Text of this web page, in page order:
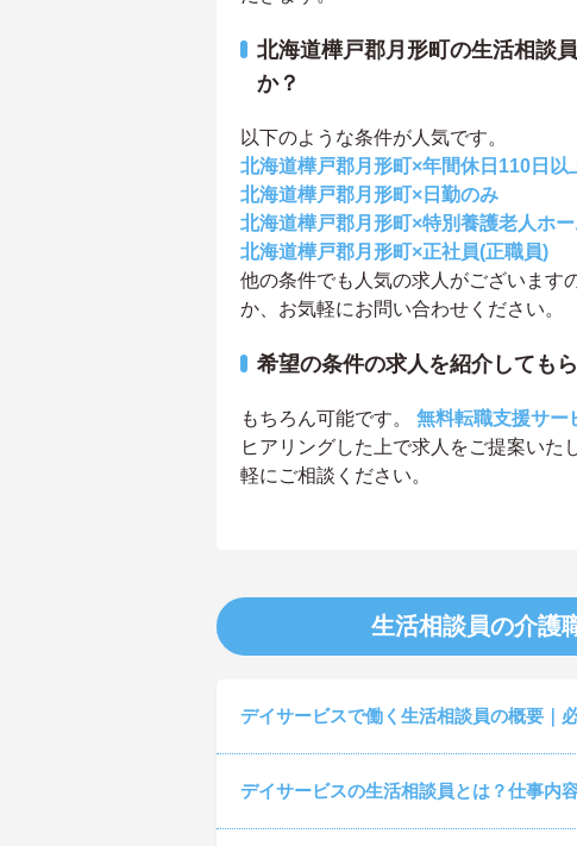
北海道樺戸郡月形町の生活相談
か？
以下のような条件が人気です。
北海道樺戸郡月形町×年間休日110日以
北海道樺戸郡月形町×日勤のみ
北海道樺戸郡月形町×特別養護老人ホー
北海道樺戸郡月形町×正社員(正職員)
他の条件でも人気の求人がございます
か、お気軽にお問い合わせください。
希望の条件の求人を紹介しても
もちろん可能です。 無料転職支援サー
ヒアリングした上で求人をご提案いた
軽にご相談ください。
生活相談員の介護
デイサービスで働く生活相談員の概要｜
デイサービスの生活相談員とは？仕事内